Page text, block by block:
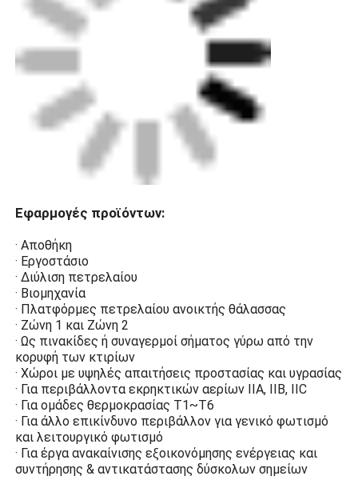
αντιστατικό, χυτό
περίβλημα από κράμα
αλουμινίου με πλαστική
επιφάνεια που ψεκάζεται
ηλεκτροστατικά για
αντοχή στη διάβρωση,
αντιστατική και αντοχή
στην κρούση.
Γυαλί υψηλής αντοχής
Η αντιεκρηκτική προστασία
Σχεδιασμός
εξοικονόμησης
ενέργειας
Οι χάντρες λαμπτήρων LED
υψηλής φωτεινότητας, οι
χάντρες λαμπτήρων
εξοικονόμησης ενέργειας με
τσιπ LED έχουν υψηλή
φωτεινότητα και είναι πιο
ενεργειακά αποδοτικές από
Εφαρμογές προϊόντων:
· Αποθήκη
· Εργοστάσιο
· Διύλιση πετρελαίου
· Βιομηχανία
· Πλατφόρμες πετρελαίου ανοικτής θάλασσας
· Ζώνη 1 και Ζώνη 2
· Ως πινακίδες ή συναγερμοί σήματος γύρω από την
κορυφή των κτιρίων
· Χώροι με υψηλές απαιτήσεις προστασίας και υγρασίας